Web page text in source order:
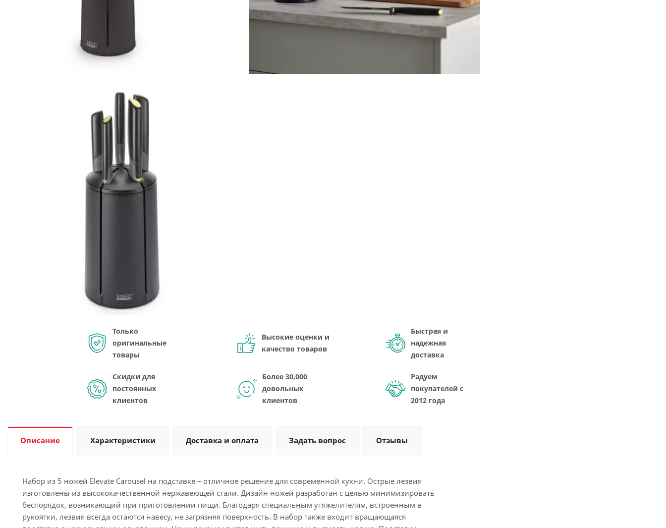
Только
оригинальные
товары
Высокие оценки и
качество товаров
Быстрая и
надежная
доставка
Скидки для
постоянных
клиентов
Более 30,000
довольных
клиентов
Радуем
покупателей с
2012 года
Описание Характеристики Доставка и оплата Задать вопрос Отзывы
Набор из 5 ножей Elevate Carousel на подставке – отличное решение для современной кухни. Острые лезвия
изготовлены из высококачественной нержавеющей стали. Дизайн ножей разработан с целью минимизировать
беспорядок, возникающий при приготовлении пищи. Благодаря специальным утяжелителям, встроенным в
рукоятки, лезвия всегда остаются навесу, не загрязняя поверхность. В набор также входит вращающаяся